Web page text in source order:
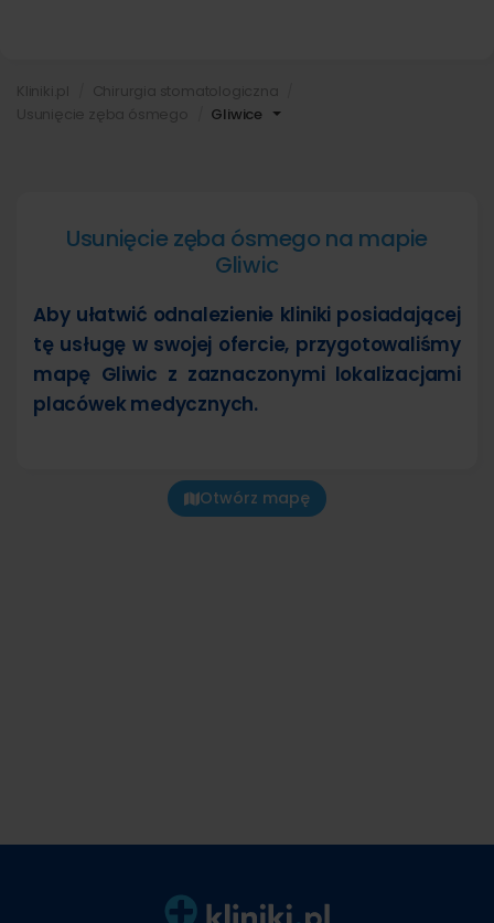
Gliwice
Usunięcie zęba ósmego na mapie
Gliwic
Aby ułatwić odnalezienie kliniki posiadającej
tę usługę w swojej ofercie, przygotowaliśmy
mapę Gliwic z zaznaczonymi lokalizacjami
placówek medycznych.
Otwórz mapę